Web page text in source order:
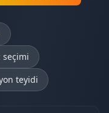
seçimi
teyidi